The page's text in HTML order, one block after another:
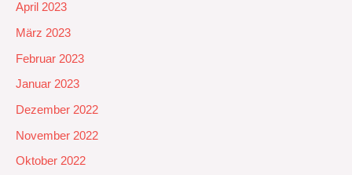
April 2023
März 2023
Februar 2023
Januar 2023
Dezember 2022
November 2022
Oktober 2022